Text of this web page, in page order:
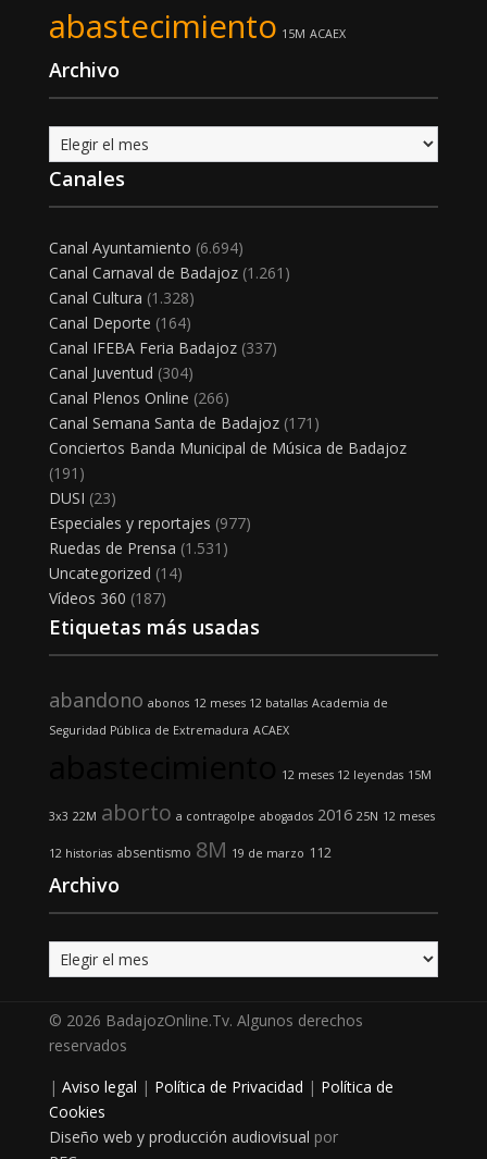
abastecimiento 15M ACAEX
Archivo
Archivo
Canales
Canal Ayuntamiento (6.694)
Canal Carnaval de Badajoz(1.261)
Canal Cultura (1.328)
Canal Deporte (164)
Canal IFEBA Feria Badajoz(337)
Canal Juventud (304)
Canal Plenos Online (266)
Canal Semana Santa de Badajoz(171)
Conciertos Banda Municipal de Música de Badajoz
(191)
DUSI (23)
Especiales y reportajes (977)
Ruedas de Prensa (1.531)
Uncategorized (14)
Vídeos 360 (187)
Etiquetas más usadas
abandono abonos 12 meses 12 batallas Academia de
Seguridad Pública de Extremadura ACAEX
12 meses 12 leyendas 15M
3x3 22M aborto a contragolpe abogados 2016 25N 12 meses
12 historias absentismo 8M 19 de marzo 112
Archivo
Archivo
© 2026 BadajozOnline.Tv. Algunos derechos
reservados
| Aviso legal | Política de Privacidad | Política de
Cookies
Diseño web y producción audiovisual por